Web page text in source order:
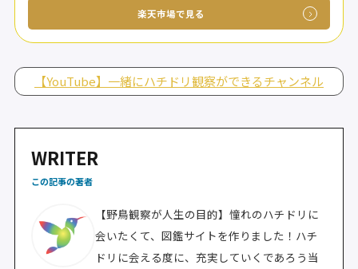
楽天市場で見る
【YouTube】一緒にハチドリ観察ができるチャンネル
WRITER
この記事の著者
【野鳥観察が人生の目的】憧れのハチドリに
会いたくて、図鑑サイトを作りました！ハチ
ドリに会える度に、充実していくであろう当